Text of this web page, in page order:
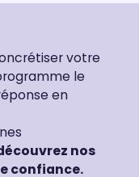
votre
le
en
nos
confiance.